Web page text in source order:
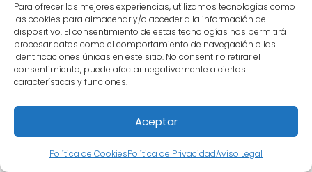
Para ofrecer las mejores experiencias, utilizamos tecnologías como
las cookies para almacenar y/o acceder a la información del
dispositivo. El consentimiento de estas tecnologías nos permitirá
procesar datos como el comportamiento de navegación o las
identificaciones únicas en este sitio. No consentir o retirar el
consentimiento, puede afectar negativamente a ciertas
características y funciones.
Aceptar
Política de CookiesPolítica de PrivacidadAviso Legal
manera más fácil y eficiente, sin
necesidad de un servidor central que
controle la comunicación.
Mayor seguridad: La descentralización y
la autonomía de los nodos también
proporcionan una mayor seguridad, ya
que no hay un único punto de fallo en la
red que pueda ser vulnerado por un